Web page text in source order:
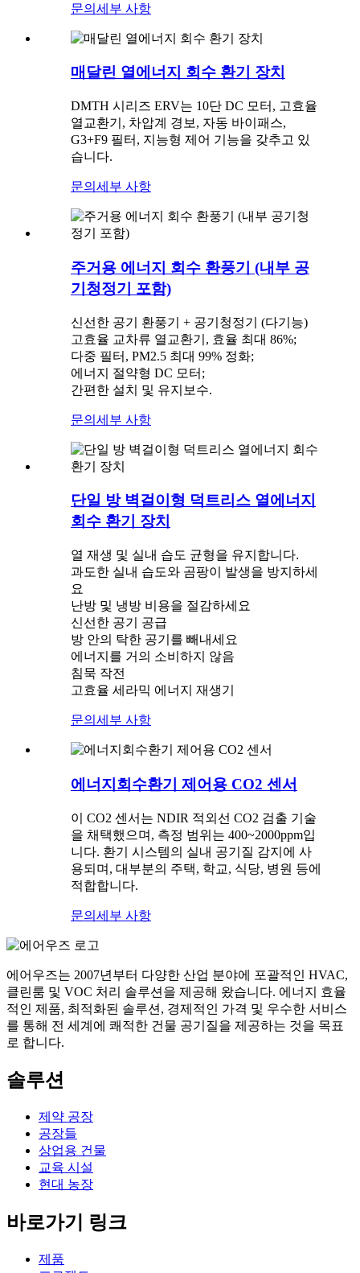
문의 세부 사항
매달린 열에너지 회수 환기 장치
DMTH 시리즈 ERV는 10단 DC 모터, 고효율
열교환기, 차압계 경보, 자동 바이패스,
G3+F9 필터, 지능형 제어 기능을 갖추고 있
습니다.
문의 세부 사항
주거용 에너지 회수 환풍기 (내부 공
기청정기 포함)
신선한 공기 환풍기 + 공기청정기 (다기능)
고효율 교차류 열교환기, 효율 최대 86%;
다중 필터, PM2.5 최대 99% 정화;
에너지 절약형 DC 모터;
간편한 설치 및 유지보수.
문의 세부 사항
단일 방 벽걸이형 덕트리스 열에너지
회수 환기 장치
열 재생 및 실내 습도 균형을 유지합니다.
과도한 실내 습도와 곰팡이 발생을 방지하세
요
난방 및 냉방 비용을 절감하세요
신선한 공기 공급
방 안의 탁한 공기를 빼내세요
에너지를 거의 소비하지 않음
침묵 작전
고효율 세라믹 에너지 재생기
문의 세부 사항
에너지회수환기 제어용 CO2 센서
이 CO2 센서는 NDIR 적외선 CO2 검출 기술
을 채택했으며, 측정 범위는 400~2000ppm입
니다. 환기 시스템의 실내 공기질 감지에 사
용되며, 대부분의 주택, 학교, 식당, 병원 등에
적합합니다.
문의 세부 사항
에어우즈는 2007년부터 다양한 산업 분야에 포괄적인 HVAC,
클린룸 및 VOC 처리 솔루션을 제공해 왔습니다. 에너지 효율
적인 제품, 최적화된 솔루션, 경제적인 가격 및 우수한 서비스
를 통해 전 세계에 쾌적한 건물 공기질을 제공하는 것을 목표
로 합니다.
솔루션
제약 공장
공장들
상업용 건물
교육 시설
현대 농장
바로가기 링크
제품